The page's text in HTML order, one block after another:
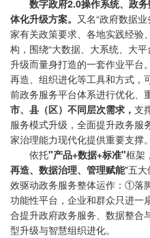
数字政府2.0操作系统、政
体化升级方案。 又名“政府数据
家有关政策要求、各地实践经验
构，围绕“大数据、大系统、大
升级而量身打造的一套作业平台
再造、组织进化等工具和方式，
前政务服务平台体系进行优化、
市、县（区）不同层次需求， 支
服务模式升级，全面提升政务服
家治理能力现代化提供重要支撑。
依托"产品+数据+标准"框架
再造、数据治理、管理赋能"五大
效驱动政务服务整体运作：①落
功能性平台，企业和群众只进
合提升政府政务服务、数据整合
型升级与智慧组织进化。